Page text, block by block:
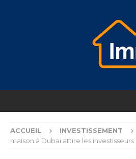
ACCUEIL INVESTISSEMENT
maison à Dubai attire les investisseurs